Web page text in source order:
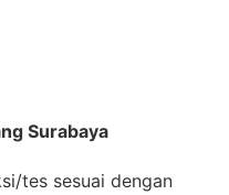
Surabaya
tes sesuai dengan